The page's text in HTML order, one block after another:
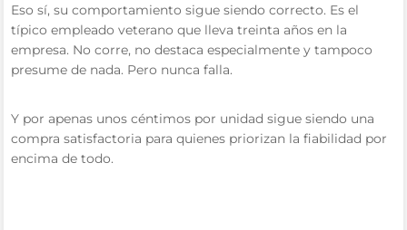
Eso sí, su comportamiento sigue siendo correcto. Es el
típico empleado veterano que lleva treinta años en la
empresa. No corre, no destaca especialmente y tampoco
presume de nada. Pero nunca falla.
Y por apenas unos céntimos por unidad sigue siendo una
compra satisfactoria para quienes priorizan la fiabilidad por
encima de todo.